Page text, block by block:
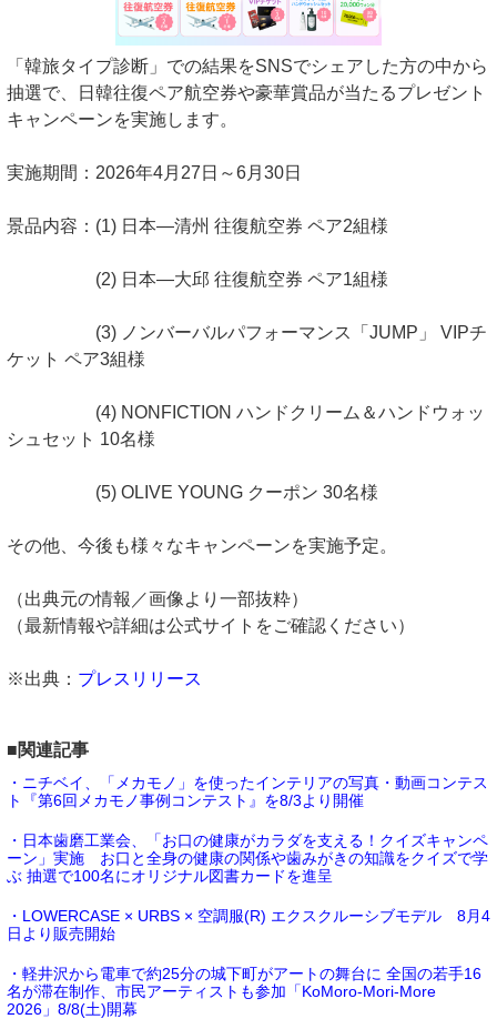
「韓旅タイプ診断」での結果をSNSでシェアした方の中から
抽選で、日韓往復ペア航空券や豪華賞品が当たるプレゼント
キャンペーンを実施します。
実施期間：2026年4月27日～6月30日
景品内容：(1) 日本―清州 往復航空券 ペア2組様
(2) 日本―大邱 往復航空券 ペア1組様
(3) ノンバーバルパフォーマンス「JUMP」 VIPチ
ケット ペア3組様
(4) NONFICTION ハンドクリーム＆ハンドウォッ
シュセット 10名様
(5) OLIVE YOUNG クーポン 30名様
その他、今後も様々なキャンペーンを実施予定。
（出典元の情報／画像より一部抜粋）
（最新情報や詳細は公式サイトをご確認ください）
※出典： プレスリリース
■関連記事
・ニチベイ、「メカモノ」を使ったインテリアの写真・動画コンテス
ト『第6回メカモノ事例コンテスト』を8/3より開催
・日本歯磨工業会、「お口の健康がカラダを支える！クイズキャンペ
ーン」実施 お口と全身の健康の関係や歯みがきの知識をクイズで学
ぶ 抽選で100名にオリジナル図書カードを進呈
・LOWERCASE × URBS × 空調服(R) エクスクルーシブモデル 8月4
日より販売開始
・軽井沢から電車で約25分の城下町がアートの舞台に 全国の若手16
名が滞在制作、市民アーティストも参加「KoMoro-Mori-More
2026」8/8(土)開幕